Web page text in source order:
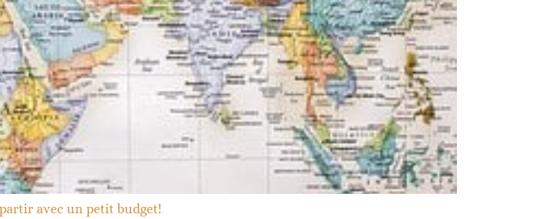
avec un petit budget!